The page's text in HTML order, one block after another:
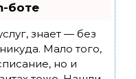
боте
знает — без
Мало того,
но и